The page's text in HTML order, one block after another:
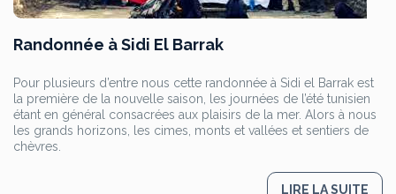
Randonnée à Sidi El Barrak
Pour plusieurs d’entre nous cette randonnée à Sidi el Barrak est
la première de la nouvelle saison, les journées de l’été tunisien
étant en général consacrées aux plaisirs de la mer. Alors à nous
les grands horizons, les cimes, monts et vallées et sentiers de
chèvres.
LIRE LA SUITE